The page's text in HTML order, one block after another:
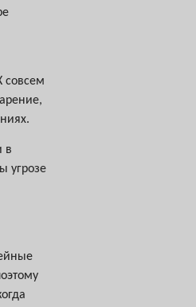
совсем
в
угрозе